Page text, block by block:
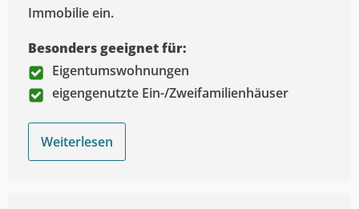
Immobilie ein.
Besonders geeignet für:
Eigentumswohnungen
eigengenutzte Ein-/Zweifamilienhäuser
Weiterlesen